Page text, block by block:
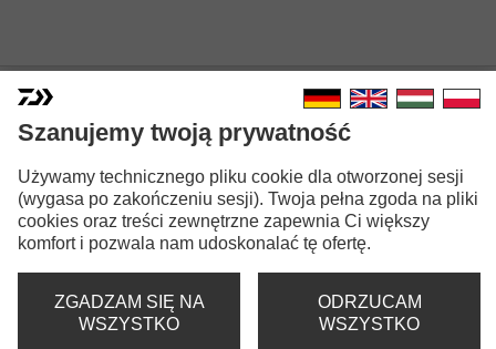
GOTOWE PRZYPONY Z
HACZYKAMI TOURNAMENT
Wersje modeli: 14
Haczyki Tournament do połowu
węgorzy
Szanujemy twoją prywatność
Używamy technicznego pliku cookie dla otworzonej sesji
(wygasa po zakończeniu sesji). Twoja pełna zgoda na pliki
cookies oraz treści zewnętrzne zapewnia Ci większy
komfort i pozwala nam udoskonalać tę ofertę.
ZGADZAM SIĘ NA
WSZYSTKO
ODRZUCAM
WSZYSTKO